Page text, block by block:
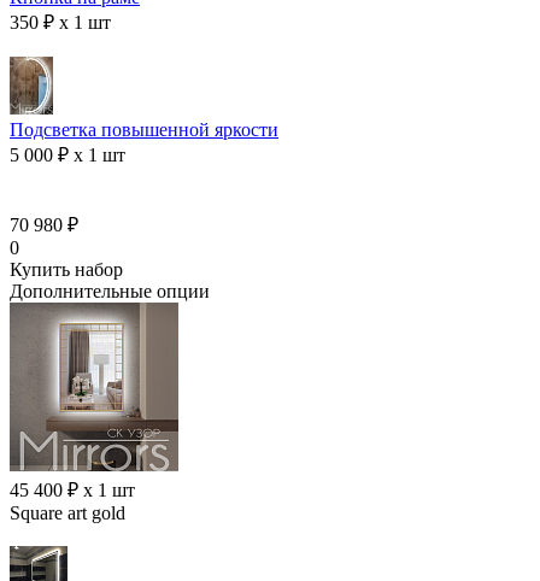
350 ₽ x 1 шт
Подсветка повышенной яркости
5 000 ₽ x 1 шт
70 980 ₽
0
Купить набор
Дополнительные опции
45 400 ₽ x 1 шт
Square art gold